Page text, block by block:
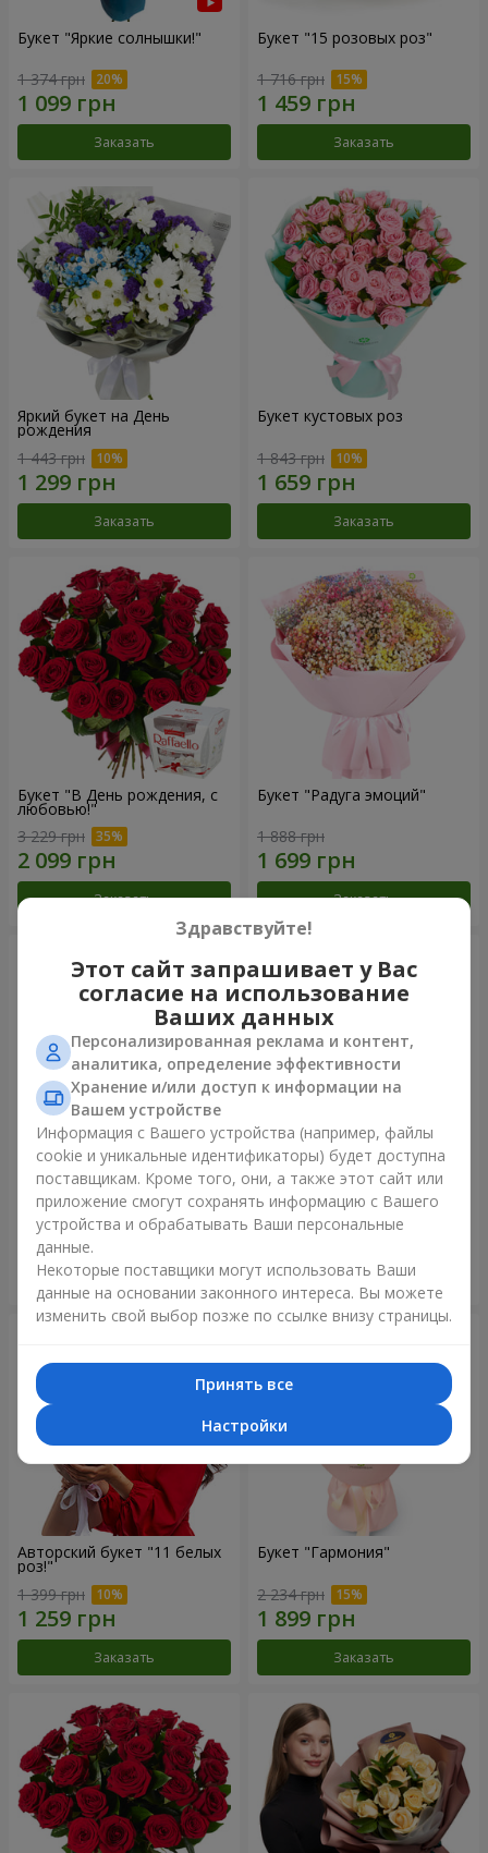
Букет "Яркие солнышки!"
1 374 грн
Заказать
Букет "15 розовых роз"
1 716 грн
Заказать
Яркий букет на День
рождения
1 443 грн
Заказать
Букет кустовых роз
1 843 грн
Заказать
Букет "В День рождения, с
любовью!"
3 229 грн
Заказать
Букет "Радуга эмоций"
1 888 грн
Заказать
Цветы в коробке "Счастья
не избежать"
1 599 грн
Заказать
Букет в упаковке "21
красная роза!"
2 374 грн
Заказать
Авторский букет "11 белых
роз!"
1 399 грн
Заказать
Букет "Гармония"
2 234 грн
Заказать
Здравствуйте!
Этот сайт запрашивает у Вас
согласие на использование
Ваших данных
Персонализированная реклама и контент,
аналитика, определение эффективности
Хранение и/или доступ к информации на
Вашем устройстве
Информация с Вашего устройства (например, файлы
cookie и уникальные идентификаторы) будет доступна
поставщикам. Кроме того, они, а также этот сайт или
приложение смогут сохранять информацию с Вашего
устройства и обрабатывать Ваши персональные
данные.
Некоторые поставщики могут использовать Ваши
данные на основании законного интереса. Вы можете
изменить свой выбор позже по ссылке внизу страницы.
Принять все
Настройки